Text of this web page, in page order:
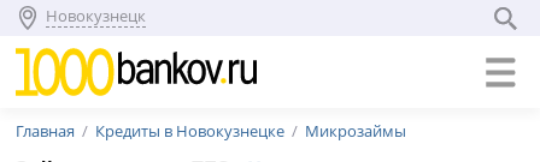
Новокузнецк
Главная Кредиты в Новокузнецке Микрозаймы